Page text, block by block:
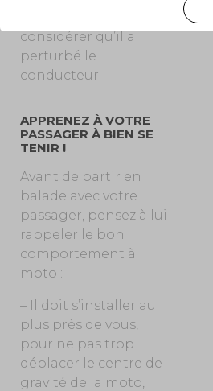
considérer qu’il a
perturbé le
conducteur.
APPRENEZ À VOTRE
PASSAGER À BIEN SE
TENIR !
Avant de partir en
balade avec votre
passager, pensez à lui
rappeler le bon
comportement à
moto :
– Il doit s’installer au
plus près de vous,
pour ne pas trop
déplacer le centre de
gravité de la moto,